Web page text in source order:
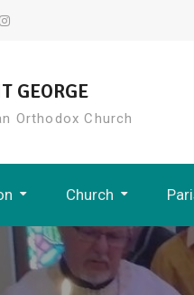
GEORGE
Orthodox Church
Church